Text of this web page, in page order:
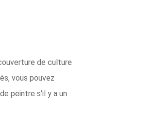
de culture
vous pouvez
peintre s'il y a un